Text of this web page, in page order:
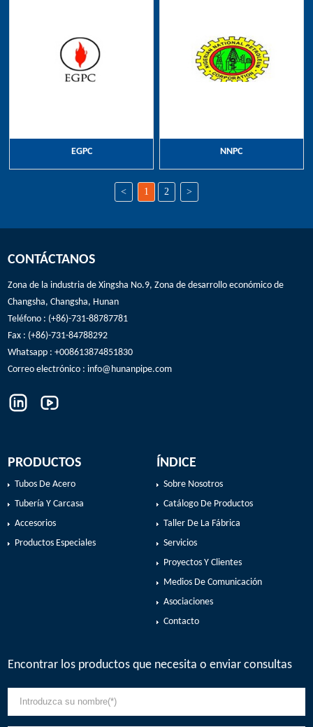
EGPC NNPC
< 1 2 >
CONTÁCTANOS
Zona de la industria de Xingsha No.9, Zona de desarrollo económico de
Changsha, Changsha, Hunan
Teléfono : (+86)-731-88787781
Fax : (+86)-731-84788292
Whatsapp : +008613874851830
Correo electrónico :info@hunanpipe.com
PRODUCTOS
Tubos De Acero
Tubería Y Carcasa
Accesorios
Productos Especiales
ÍNDICE
Sobre Nosotros
Catálogo De Productos
Taller De La Fábrica
Servicios
Proyectos Y Clientes
Medios De Comunicación
Asociaciones
Contacto
Encontrar los productos que necesita o enviar consultas